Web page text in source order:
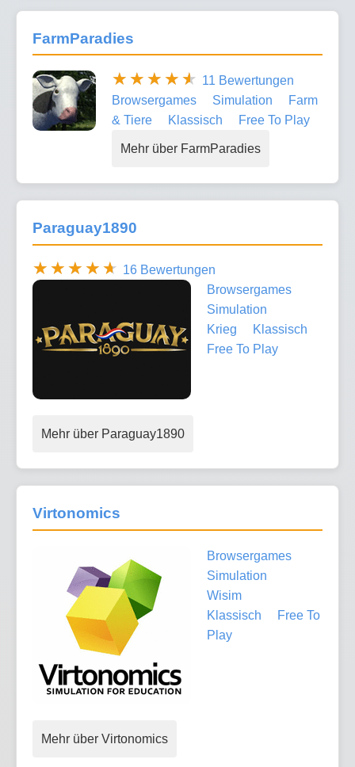
FarmParadies
11 Bewertungen
Browsergames
Simulation
Farm
& Tiere
Klassisch Free To Play
Mehr über FarmParadies
Paraguay1890
16 Bewertungen
Browsergames
Simulation
Krieg
Klassisch
Free To Play
Mehr über Paraguay1890
Virtonomics
Browsergames
Simulation
Wisim
Klassisch
Free To
Play
Mehr über Virtonomics